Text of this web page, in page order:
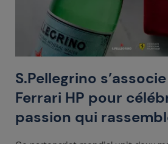
S.Pellegrino
Ferrari HP pour
passion qui